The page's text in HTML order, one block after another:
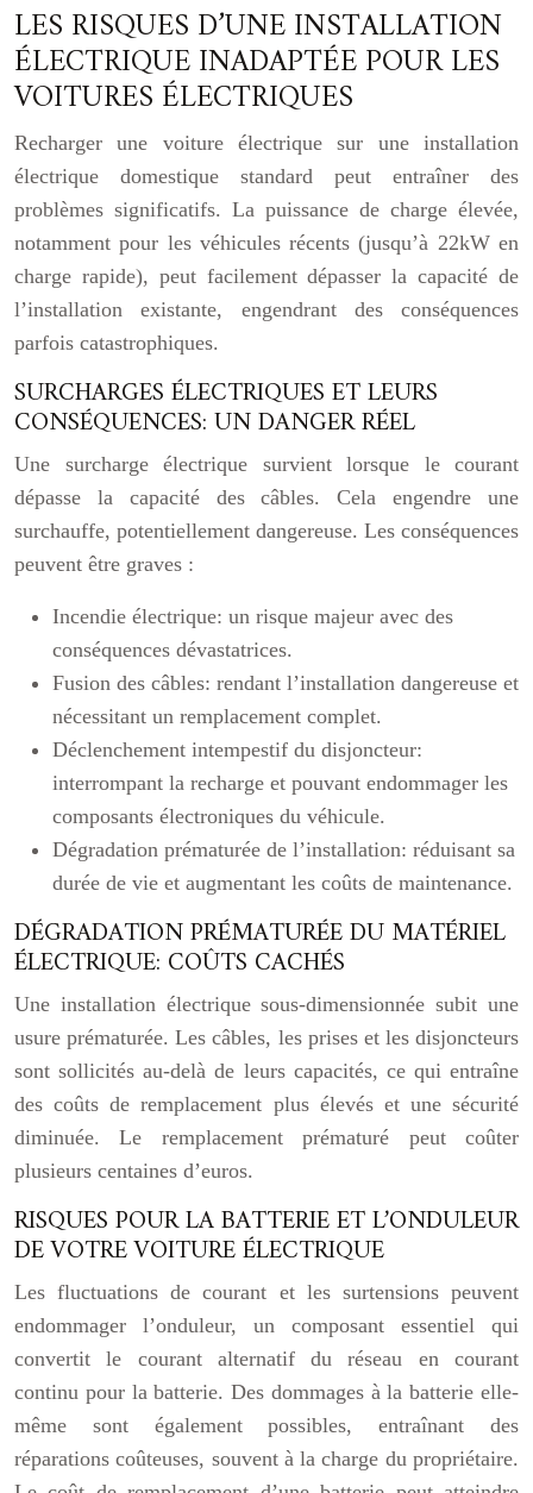
LES RISQUES D’UNE INSTALLATION
ÉLECTRIQUE INADAPTÉE POUR LES
VOITURES ÉLECTRIQUES
Recharger une voiture électrique sur une installation
électrique domestique standard peut entraîner des
problèmes significatifs. La puissance de charge élevée,
notamment pour les véhicules récents (jusqu’à 22kW en
charge rapide), peut facilement dépasser la capacité de
l’installation existante, engendrant des conséquences
parfois catastrophiques.
SURCHARGES ÉLECTRIQUES ET LEURS
CONSÉQUENCES: UN DANGER RÉEL
Une surcharge électrique survient lorsque le courant
dépasse la capacité des câbles. Cela engendre une
surchauffe, potentiellement dangereuse. Les conséquences
peuvent être graves :
Incendie électrique: un risque majeur avec des
conséquences dévastatrices.
Fusion des câbles: rendant l’installation dangereuse et
nécessitant un remplacement complet.
Déclenchement intempestif du disjoncteur:
interrompant la recharge et pouvant endommager les
composants électroniques du véhicule.
Dégradation prématurée de l’installation: réduisant sa
durée de vie et augmentant les coûts de maintenance.
DÉGRADATION PRÉMATURÉE DU MATÉRIEL
ÉLECTRIQUE: COÛTS CACHÉS
Une installation électrique sous-dimensionnée subit une
usure prématurée. Les câbles, les prises et les disjoncteurs
sont sollicités au-delà de leurs capacités, ce qui entraîne
des coûts de remplacement plus élevés et une sécurité
diminuée. Le remplacement prématuré peut coûter
plusieurs centaines d’euros.
RISQUES POUR LA BATTERIE ET L’ONDULEUR
DE VOTRE VOITURE ÉLECTRIQUE
Les fluctuations de courant et les surtensions peuvent
endommager l’onduleur, un composant essentiel qui
convertit le courant alternatif du réseau en courant
continu pour la batterie. Des dommages à la batterie elle-
même sont également possibles, entraînant des
réparations coûteuses, souvent à la charge du propriétaire.